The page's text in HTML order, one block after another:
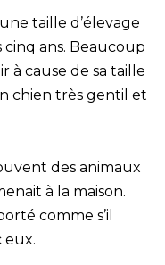
taille d’élevage
ans. Beaucoup
à cause de sa taille
chien très gentil et
des animaux
à la maison.
comme s’il
eux.